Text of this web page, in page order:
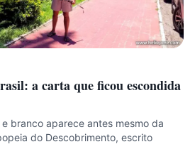
a carta que ficou escondida
branco aparece antes mesmo da
do Descobrimento, escrito